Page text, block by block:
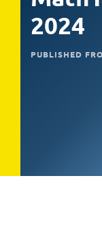
2024
PUBLISHED